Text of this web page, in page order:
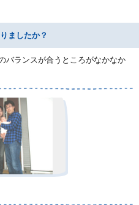
ましたか？
バランスが合うところがなかなか